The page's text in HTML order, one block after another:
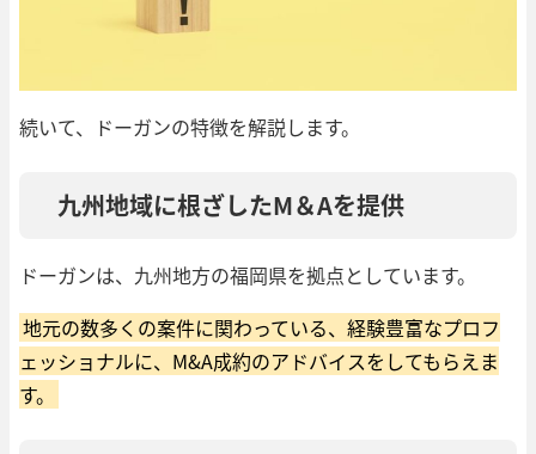
続いて、ドーガンの特徴を解説します。
九州地域に根ざしたM＆Aを提供
ドーガンは、九州地方の福岡県を拠点としています。
地元の数多くの案件に関わっている、経験豊富なプロフ
ェッショナルに、M&A成約のアドバイスをしてもらえま
す。